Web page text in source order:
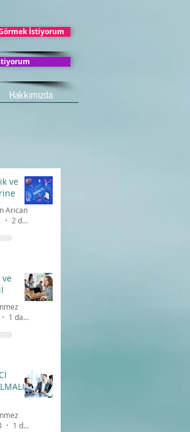
İstiyorum
Hakkımızda
ve
Arıcan
2 dakikada okunur
ve
1 dakikada okunur
1 dakikada okunur